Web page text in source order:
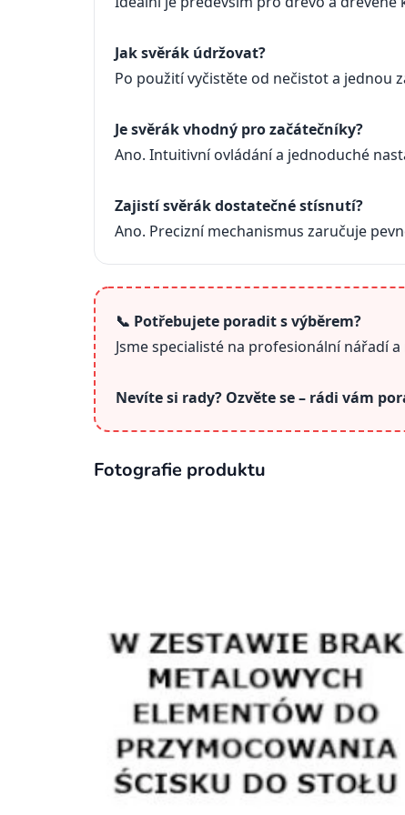
Jak svěrák údržovat?
Po použití vyčistěte od nečistot a jednou
Je svěrák vhodný pro začátečníky?
Ano. Intuitivní ovládání a jednoduché
Zajistí svěrák dostatečné stísnutí?
Ano. Precizní mechanismus zaručuje
📞 Potřebujete poradit s výběrem?
Jsme specialisté na profesionální nářadí
Nevíte si rady? Ozvěte se – rádi vám
Fotografie produktu